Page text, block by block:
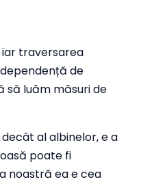
iar traversarea
de
să luăm măsuri de
al albinelor, e a
poate fi
noastră ea e cea